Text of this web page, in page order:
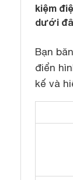
kiệm
dưới
Bạn
điển
kế và